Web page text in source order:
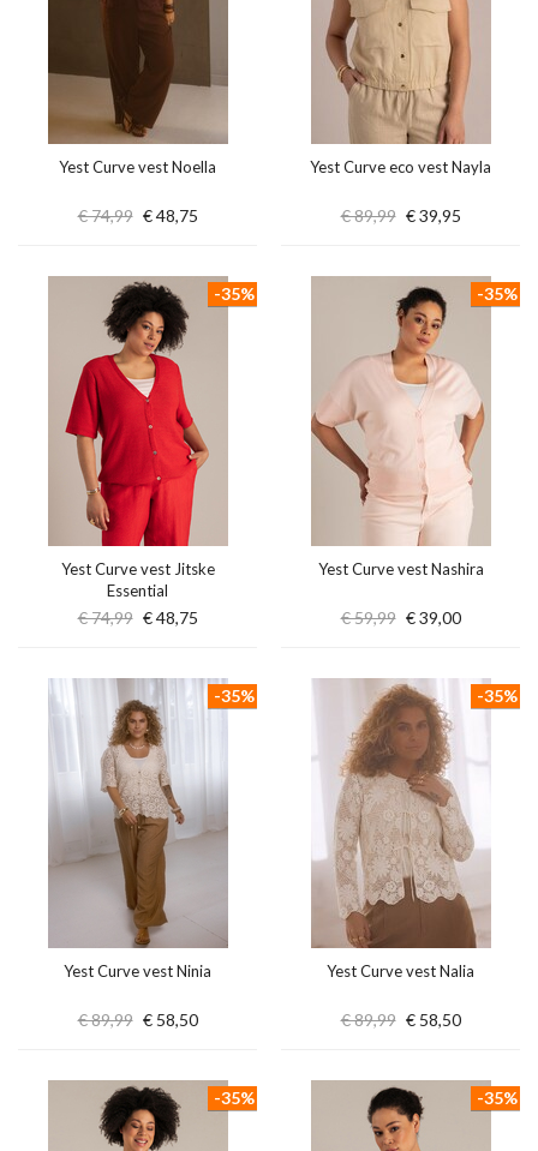
Yest Curve vest Noella
€ 74,99 € 48,75
Yest Curve eco vest Nayla
€ 89,99 € 39,95
Yest Curve vest Jitske
Essential
€ 74,99 € 48,75
-35%
Yest Curve vest Nashira
€ 59,99 € 39,00
-35%
Yest Curve vest Ninia
€ 89,99 € 58,50
-35%
Yest Curve vest Nalia
€ 89,99 € 58,50
-35%
-35% -35%